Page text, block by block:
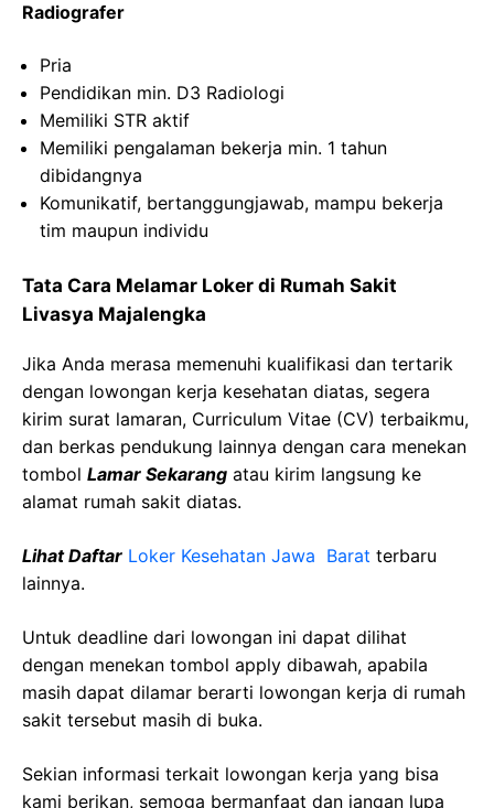
Radiografer
Pria
Pendidikan min. D3 Radiologi
Memiliki STR aktif
Memiliki pengalaman bekerja min. 1 tahun
dibidangnya
Komunikatif, bertanggungjawab, mampu bekerja
tim maupun individu
Tata Cara Melamar Loker di Rumah Sakit
Livasya Majalengka
Jika Anda merasa memenuhi kualifikasi dan tertarik
dengan lowongan kerja kesehatan diatas, segera
kirim surat lamaran, Curriculum Vitae (CV) terbaikmu,
dan berkas pendukung lainnya dengan cara menekan
tombol Lamar Sekarang atau kirim langsung ke
alamat rumah sakit diatas.
Lihat Daftar Loker Kesehatan Jawa Barat terbaru
lainnya.
Untuk deadline dari lowongan ini dapat dilihat
dengan menekan tombol apply dibawah, apabila
masih dapat dilamar berarti lowongan kerja di rumah
sakit tersebut masih di buka.
Sekian informasi terkait lowongan kerja yang bisa
kami berikan, semoga bermanfaat dan jangan lupa